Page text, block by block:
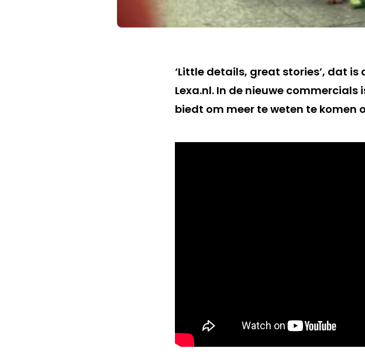
‘Little details, great stories’, dat
Lexa.nl. In de nieuwe commercials
biedt om meer te weten te komen